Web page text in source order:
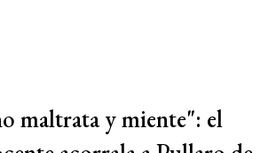
maltrata y miente": el